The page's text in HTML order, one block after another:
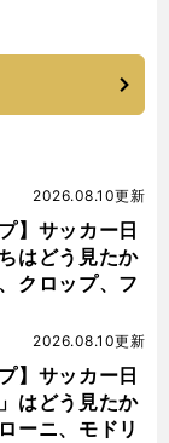
】サッカー日
はどう見たか
クロップ、フ
2026.08.10更新
】サッカー日
はどう見たか
ーニ、モドリ
2026.08.10更新